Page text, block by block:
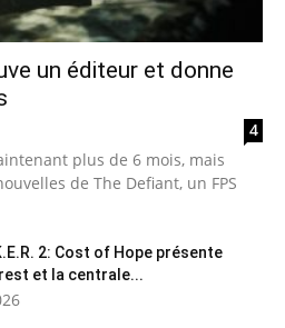
un éditeur et donne
4
plus de 6 mois, mais
de The Defiant, un FPS
2: Cost of Hope présente
et la centrale...